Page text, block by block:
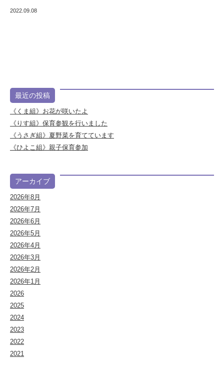
2022.09.08
最近の投稿
《くま組》お花が咲いたよ
《りす組》保育参観を行いました
《うさぎ組》夏野菜を育てています
《ひよこ組》親子保育参加
アーカイブ
2026年8月
2026年7月
2026年6月
2026年5月
2026年4月
2026年3月
2026年2月
2026年1月
2026
2025
2024
2023
2022
2021